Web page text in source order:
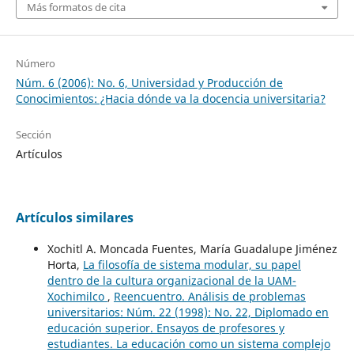
Más formatos de cita
Número
Núm. 6 (2006): No. 6, Universidad y Producción de
Conocimientos: ¿Hacia dónde va la docencia universitaria?
Sección
Artículos
Artículos similares
Xochitl A. Moncada Fuentes, María Guadalupe Jiménez
Horta, La filosofía de sistema modular, su papel
dentro de la cultura organizacional de la UAM-
Xochimilco , Reencuentro. Análisis de problemas
universitarios: Núm. 22 (1998): No. 22, Diplomado en
educación superior. Ensayos de profesores y
estudiantes. La educación como un sistema complejo